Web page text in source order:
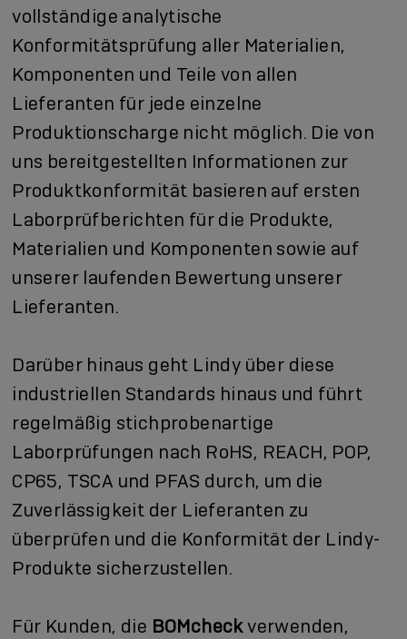
vollständige analytische
Konformitätsprüfung aller Materialien,
Komponenten und Teile von allen
Lieferanten für jede einzelne
Produktionscharge nicht möglich. Die von
uns bereitgestellten Informationen zur
Produktkonformität basieren auf ersten
Laborprüfberichten für die Produkte,
Materialien und Komponenten sowie auf
unserer laufenden Bewertung unserer
Lieferanten.
Darüber hinaus geht Lindy über diese
industriellen Standards hinaus und führt
regelmäßig stichprobenartige
Laborprüfungen nach RoHS, REACH, POP,
CP65, TSCA und PFAS durch, um die
Zuverlässigkeit der Lieferanten zu
überprüfen und die Konformität der Lindy-
Produkte sicherzustellen.
Für Kunden, die BOMcheckverwenden,